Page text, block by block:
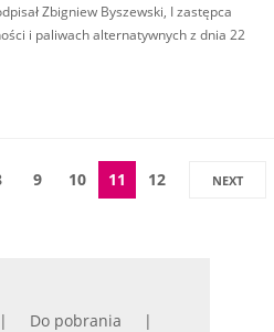
Zbigniew Byszewski, I zastępca
i paliwach alternatywnych z dnia 22
9 10 11 12 NEXT
Do pobrania